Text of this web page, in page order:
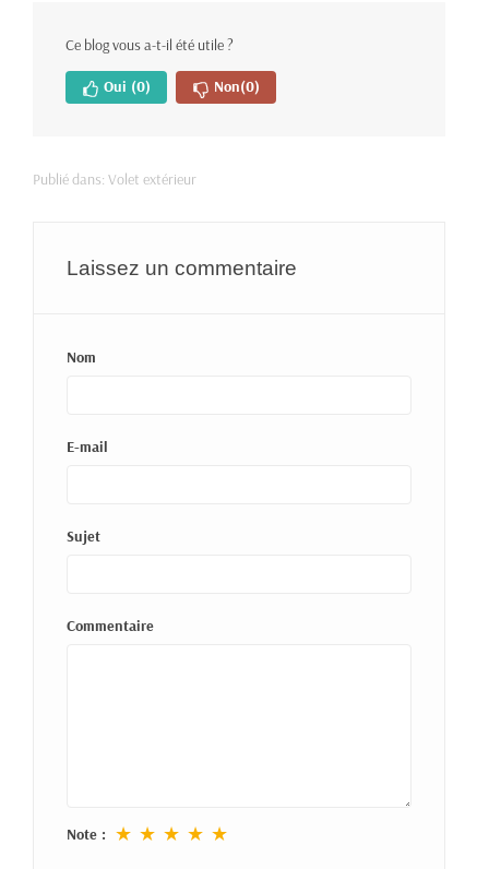
Ce blog vous a-t-il été utile ?
Oui (0) Non(0)
Publié dans: Volet extérieur
Laissez un commentaire
Nom
E-mail
Sujet
Commentaire
Note : ★ ★ ★ ★ ★